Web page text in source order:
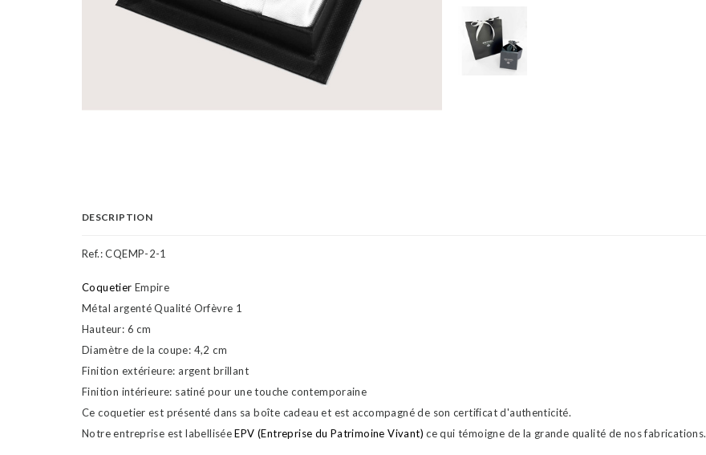
DESCRIPTION
Ref.:CQEMP-2-1
Coquetier Empire
Métal argenté Qualité Orfèvre 1
Hauteur: 6 cm
Diamètre de la coupe: 4,2 cm
Finition extérieure: argent brillant
Finition intérieure: satiné pour une touche contemporaine
Ce coquetier est présenté dans sa boîte cadeau et est accompagné de son certificat d'authenticité.
Notre entreprise est labelliséeEPV (Entreprise du Patrimoine Vivant) ce qui témoigne de la grande qualité de nos fabrications.